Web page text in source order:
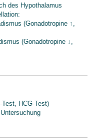
des Hypothalamus
(Gonadotropine ↑,
(Gonadotropine ↓,
HCG-Test)